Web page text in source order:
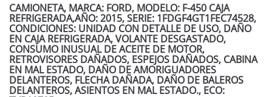
CAMIONETA, MARCA: FORD, MODELO: F-450 CAJA
REFRIGERADA,AÑO: 2015, SERIE: 1FDGF4GT1FEC74528,
CONDICIONES: UNIDAD CON DETALLE DE USO, DAÑO
EN CAJA REFRIGERADA, VOLANTE DESGASTADO,
CONSUMO INUSUAL DE ACEITE DE MOTOR,
RETROVISORES DAÑADOS, ESPEJOS DAÑADOS, CABINA
EN MAL ESTADO, DAÑO DE AMORIGUADORES
DELANTEROS, FLECHA DAÑADA, DAÑO DE BALEROS
DELANTEROS, ASIENTOS EN MAL ESTADO., ECO: